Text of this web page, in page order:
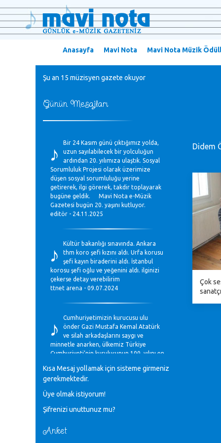
Anasayfa Mavi Nota Mavi Nota Müzik
Şu an 15 müzisyen gazete okuyor
Günün Mesajları
♪
Bir 24 Kasım günü çıktığımız yolda,
uzun sayılabilecek bir yolculuğun
ardından 20. yılımıza ulaştık. Sosyal
Sorumluluk Projesi olarak üzerimize
düşen sosyal sorumluluğu yerine
getirerek, ilgi görerek, takdir toplayarak
bugüne geldik. Mavi Nota e-Müzik
Gazetesi bugün 20. yaşını kutluyor.
editör - 24.11.2025
♪
Kültür bakanlığı sınavında. Ankara
thm koro şefi kızını aldı. Urfa korusu
şefi kayın biraderini aldı. İstanbul
korosu şefi oğlu ve yeğenini aldı. ilginizi
çekerse detay verebilirim
ttnet arena - 09.07.2024
♪
Cumhuriyetimizin kurucusu ulu
önder Gazi Mustafa Kemal Atatürk
ve silah arkadaşlarını saygı ve
minnetle anarken, ülkemiz Türkiye
Cumhuriyeti’nin kuruluşunun 100. yılını en
Mavi Nota - 28.10.2023
♪
Müzik Bölümlerinin Eğitim
Gülşah Sargın Kaptaş - 28.10.2023
Kısa Mesaj yollamak için sisteme girmeniz
gerekmektedir.
Üye olmak istiyorum!
Şifrenizi unuttunuz mu?
Anket
Didem
Çok